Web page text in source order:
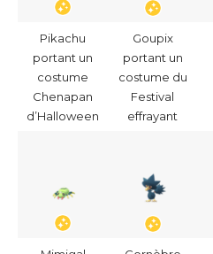
Pikachu
portant un
costume
Chenapan
d’Halloween
Goupix
portant un
costume du
Festival
effrayant